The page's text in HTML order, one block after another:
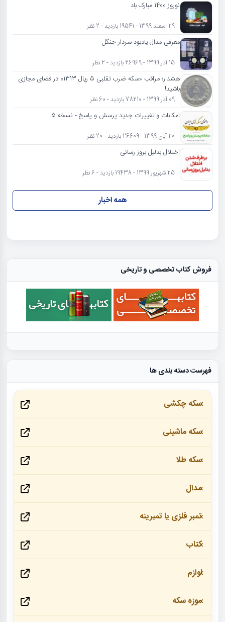
نوروز 1400 مبارک باد
29 اسفند 1399 - 19541 بازدید - 2 نظر
معرفی مدال یادبود سردار جنگل
15 آذر 1399 - 26969 بازدید - 2 نظر
هشدار؛ مراقب «سکه ضرب تقلبی 5 ریال 1313» در فضای مجازی
باشید!
09 آذر 1399 - 78210 بازدید - 60 نظر
امکانات و تغییرات جدید پرسش و پاسخ - نسخه 5
20 آبان 1399 - 26609 بازدید - 20 نظر
اختلال بدلیل بروز رسانی
25 شهریور 1399 - 19438 بازدید - 6 نظر
همه اخبار
فروش کتاب تخصصی و تاریخی
فهرست دسته بندی ها
سکه چکشی
سکه ماشینی
سکه طلا
مدال
تمبر فلزی یا تمبرینه
کتاب
لوازم
موزه سکه